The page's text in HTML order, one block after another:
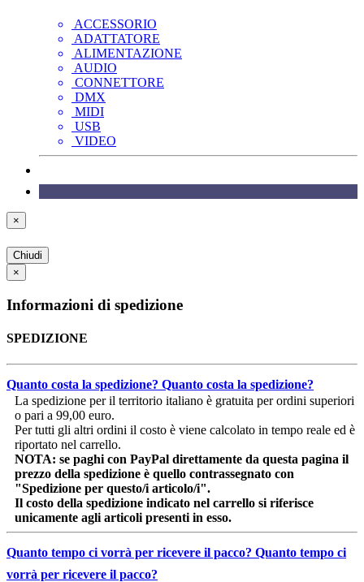
ACCESSORIO
ADATTATORE
ALIMENTAZIONE
AUDIO
CONNETTORE
DMX
MIDI
USB
VIDEO
×
Chiudi
×
Informazioni di spedizione
SPEDIZIONE
Quanto costa la spedizione? Quanto costa la spedizione?
La spedizione per il territorio italiano è gratuita per ordini superiori
o pari a 99,00 euro.
Per tutti gli altri ordini il costo è viene calcolato in tempo reale ed è
riportato nel carrello.
NOTA: se paghi con PayPal direttamente da questa pagina il
prezzo della spedizione è quello contrassegnato con
"Spedizione per questo/i articolo/i".
Il costo della spedizione indicato nel carrello si riferisce
unicamente agli articoli presenti in esso.
Quanto tempo ci vorrà per ricevere il pacco? Quanto tempo ci
vorrà per ricevere il pacco?